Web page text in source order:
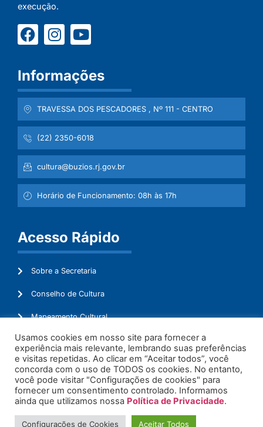
execução.
Informações
TRAVESSA DOS PESCADORES , Nº 111 - CENTRO
(22) 2350-6018
cultura@buzios.rj.gov.br
Horário de Funcionamento: 08h às 17h
Acesso Rápido
Sobre a Secretaria
Conselho de Cultura
Mapeamento Cultural
Lei Aldir Blanc
Ouvidoria
Administração
Usamos cookies em nosso site para fornecer a
experiência mais relevante, lembrando suas preferências
e visitas repetidas. Ao clicar em “Aceitar todos”, você
concorda com o uso de TODOS os cookies. No entanto,
você pode visitar "Configurações de cookies" para
fornecer um consentimento controlado. Informamos
ainda que utilizamos nossa Política de Privacidade.
Configurações de Cookies Aceitar Todos